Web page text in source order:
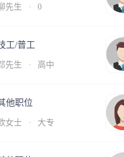
先生 · 0
工/普工
先生 · 高中
他职位
女士 · 大专